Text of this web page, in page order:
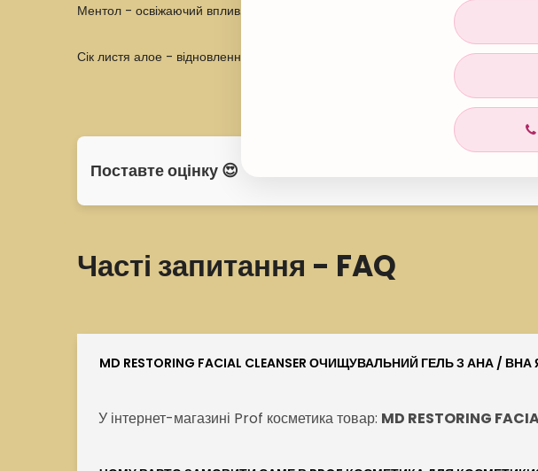
Ментол - освіжаючий вплив.
Сік листя алое - відновлення, загоєння ранок.
Поставте оцінку 😍
Часті запитання - FAQ
MD RESTORING FACIAL CLEANSER ОЧИЩУВАЛЬНИЙ ГЕЛЬ З АНА / ВНА
У інтернет-магазині Prof косметика товар: MD RESTORING